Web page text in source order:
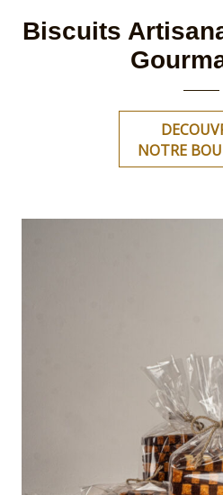
Biscuits
NOTRE